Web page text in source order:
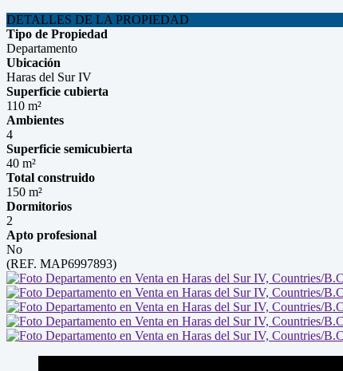
DETALLES DE LA PROPIEDAD
Tipo de Propiedad
Departamento
Ubicación
Haras del Sur IV
Superficie cubierta
110 m²
Ambientes
4
Superficie semicubierta
40 m²
Total construido
150 m²
Dormitorios
2
Apto profesional
No
(REF. MAP6997893)